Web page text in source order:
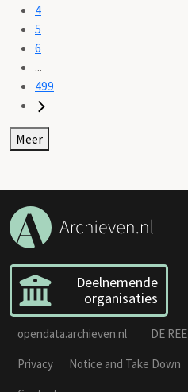
4
5
6
...
499
Meer
Deelnemende
organisaties
opendata.archieven.nl DE REE
Privacy
Notice and Take Down